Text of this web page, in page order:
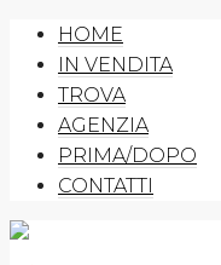
HOME
IN VENDITA
TROVA
AGENZIA
PRIMA/DOPO
CONTATTI